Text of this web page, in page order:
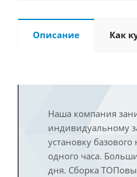
Описание Как
Наша компания
индивидуальному
установку
одного часа.
дня. Сборка